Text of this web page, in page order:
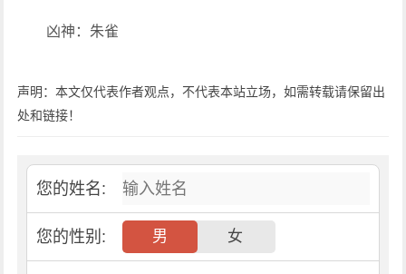
凶神：朱雀
声明：本文仅代表作者观点，不代表本站立场，如需转载请保留出
处和链接！
您的姓名:
您的性别: 男 女